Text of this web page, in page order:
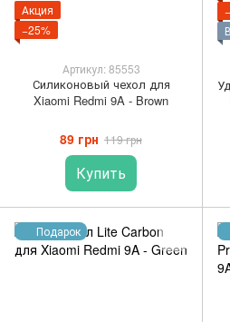
Акция
−25%
Артикул: 85553
Силиконовый чехол для
Xiaomi Redmi 9A - Brown
89 грн 119 грн
Купить
Подарок